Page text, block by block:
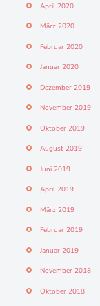
April 2020
März 2020
Februar 2020
Januar 2020
Dezember 2019
November 2019
Oktober 2019
August 2019
Juni 2019
April 2019
März 2019
Februar 2019
Januar 2019
November 2018
Oktober 2018